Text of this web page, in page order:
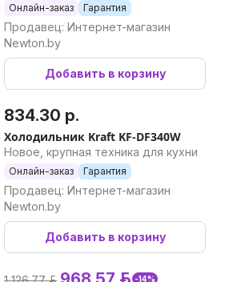
Онлайн-заказ Гарантия
Продавец: Интернет-магазин
Newton.by
Добавить в корзину
834.30 р.
Холодильник Kraft KF-DF340W
Новое, крупная техника для кухни
Онлайн-заказ Гарантия
Продавец: Интернет-магазин
Newton.by
Добавить в корзину
-14%